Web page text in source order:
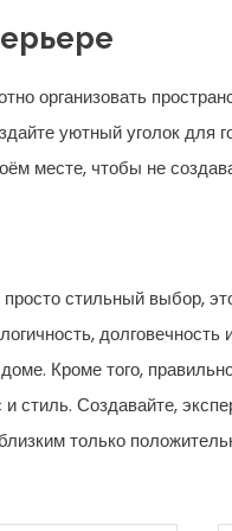
организовать
уютный уголок
месте, чтобы не
стильный выбор,
Кроме того,
стиль. Создавайте,
только